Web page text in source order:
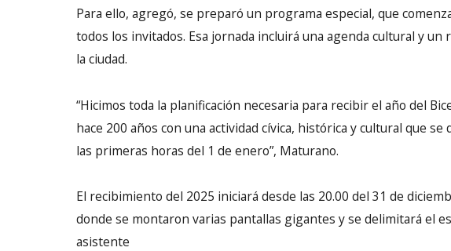
Para ello, agregó, se preparó un programa especial, que
todos los invitados. Esa jornada incluirá una agenda cultural y
la ciudad.
“Hicimos toda la planificación necesaria para recibir el año del
hace 200 años con una actividad cívica, histórica y cultural que
las primeras horas del 1 de enero”, Maturano.
El recibimiento del 2025 iniciará desde las 20.00 del 31 de
donde se montaron varias pantallas gigantes y se delimitará el
asistente